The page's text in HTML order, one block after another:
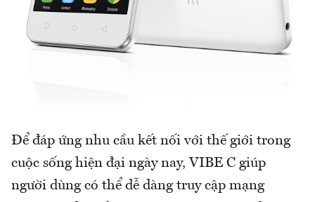
Để đáp ứng nhu cầu kết nối với thế giới trong
cuộc sống hiện đại ngày nay, VIBE C giúp
người dùng có thể dễ dàng truy cập mạng